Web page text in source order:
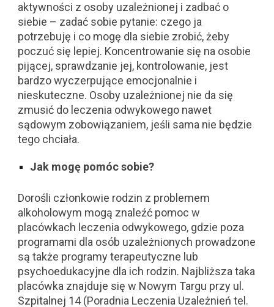
aktywności z osoby uzależnionej i zadbać o
siebie – zadać sobie pytanie: czego ja
potrzebuję i co mogę dla siebie zrobić, żeby
poczuć się lepiej. Koncentrowanie się na osobie
pijącej, sprawdzanie jej, kontrolowanie, jest
bardzo wyczerpujące emocjonalnie i
nieskuteczne. Osoby uzależnionej nie da się
zmusić do leczenia odwykowego nawet
sądowym zobowiązaniem, jeśli sama nie będzie
tego chciała.
Jak mogę pomóc sobie?
Dorośli członkowie rodzin z problemem
alkoholowym mogą znaleźć pomoc w
placówkach leczenia odwykowego, gdzie poza
programami dla osób uzależnionych prowadzone
są także programy terapeutyczne lub
psychoedukacyjne dla ich rodzin. Najbliższa taka
placówka znajduje się w Nowym Targu przy ul.
Szpitalnej 14 (Poradnia Leczenia Uzależnień tel.